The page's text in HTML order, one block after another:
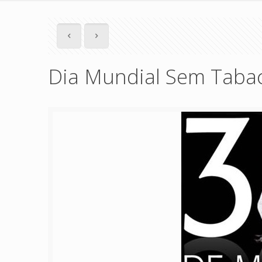
Dia Mundial Sem